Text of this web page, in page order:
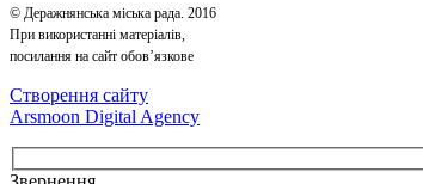
© Деражнянська міська рада. 2016
При використанні матеріалів,
посилання на сайт обов’язкове
Створення сайту
Arsmoon Digital Agency